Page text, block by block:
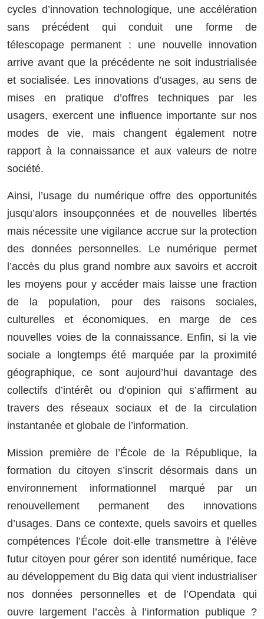
cycles d’innovation technologique, une accélération
sans précédent qui conduit une forme de
télescopage permanent : une nouvelle innovation
arrive avant que la précédente ne soit industrialisée
et socialisée. Les innovations d’usages, au sens de
mises en pratique d’offres techniques par les
usagers, exercent une influence importante sur nos
modes de vie, mais changent également notre
rapport à la connaissance et aux valeurs de notre
société.
Ainsi, l’usage du numérique offre des opportunités
jusqu’alors insoupçonnées et de nouvelles libertés
mais nécessite une vigilance accrue sur la protection
des données personnelles. Le numérique permet
l’accès du plus grand nombre aux savoirs et accroit
les moyens pour y accéder mais laisse une fraction
de la population, pour des raisons sociales,
culturelles et économiques, en marge de ces
nouvelles voies de la connaissance. Enfin, si la vie
sociale a longtemps été marquée par la proximité
géographique, ce sont aujourd’hui davantage des
collectifs d’intérêt ou d’opinion qui s’affirment au
travers des réseaux sociaux et de la circulation
instantanée et globale de l’information.
Mission première de l’École de la République, la
formation du citoyen s’inscrit désormais dans un
environnement informationnel marqué par un
renouvellement permanent des innovations
d’usages. Dans ce contexte, quels savoirs et quelles
compétences l’École doit-elle transmettre à l’élève
futur citoyen pour gérer son identité numérique, face
au développement du Big data qui vient industrialiser
nos données personnelles et de l’Opendata qui
ouvre largement l’accès à l’information publique ?